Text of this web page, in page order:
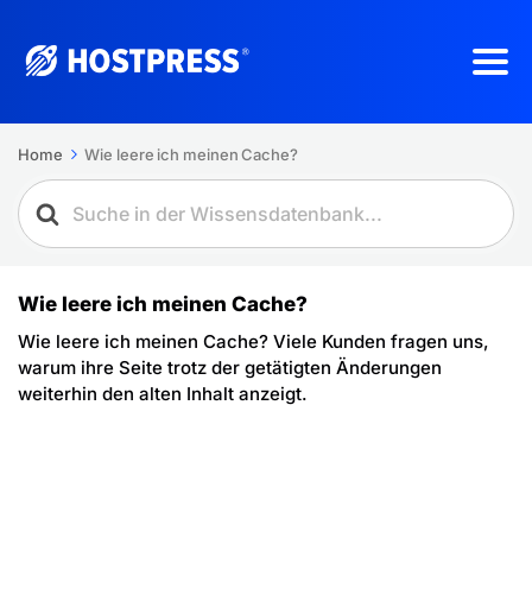
Home Wie leere ich meinen Cache?
Wie leere ich meinen Cache?
Wie leere ich meinen Cache? Viele Kunden fragen uns,
warum ihre Seite trotz der getätigten Änderungen
weiterhin den alten Inhalt anzeigt.